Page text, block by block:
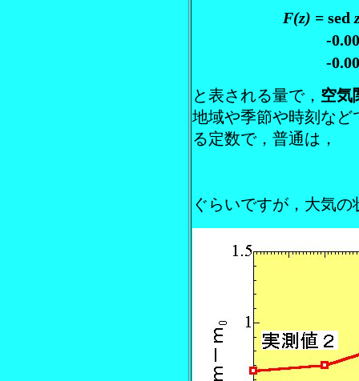
F(z) = sed
-
-
と表される量で， 空気
地域や季節や時刻な
る定数で，普通は，
ぐらいですが，大気